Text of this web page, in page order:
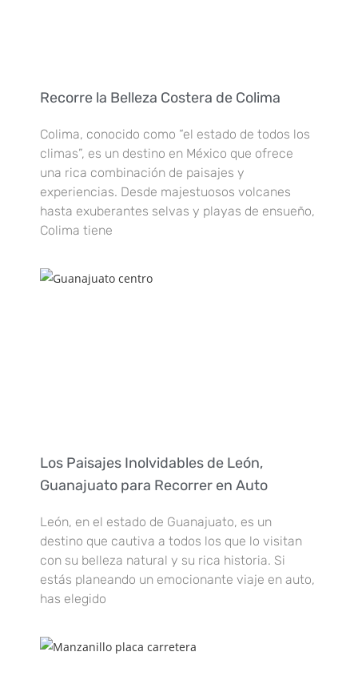
Recorre la Belleza Costera de Colima
Colima, conocido como “el estado de todos los
climas”, es un destino en México que ofrece
una rica combinación de paisajes y
experiencias. Desde majestuosos volcanes
hasta exuberantes selvas y playas de ensueño,
Colima tiene
Los Paisajes Inolvidables de León,
Guanajuato para Recorrer en Auto
León, en el estado de Guanajuato, es un
destino que cautiva a todos los que lo visitan
con su belleza natural y su rica historia. Si
estás planeando un emocionante viaje en auto,
has elegido